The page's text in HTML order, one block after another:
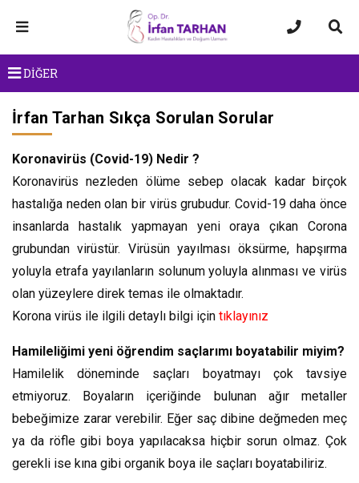
DİĞER
İrfan Tarhan Sıkça Sorulan Sorular
Koronavirüs (Covid-19) Nedir ?
Koronavirüs nezleden ölüme sebep olacak kadar birçok
hastalığa neden olan bir virüs grubudur. Covid-19 daha önce
insanlarda hastalık yapmayan yeni oraya çıkan Corona
grubundan virüstür. Virüsün yayılması öksürme, hapşırma
yoluyla etrafa yayılanların solunum yoluyla alınması ve virüs
olan yüzeylere direk temas ile olmaktadır.
Korona virüs ile ilgili detaylı bilgi için tıklayınız
Hamileliğimi yeni öğrendim saçlarımı boyatabilir miyim?
Hamilelik döneminde saçları boyatmayı çok tavsiye
etmiyoruz. Boyaların içeriğinde bulunan ağır metaller
bebeğimize zarar verebilir. Eğer saç dibine değmeden meç
ya da röfle gibi boya yapılacaksa hiçbir sorun olmaz. Çok
gerekli ise kına gibi organik boya ile saçları boyatabiliriz.